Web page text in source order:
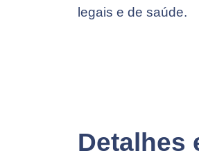
legais e de saúde.
Detalhes